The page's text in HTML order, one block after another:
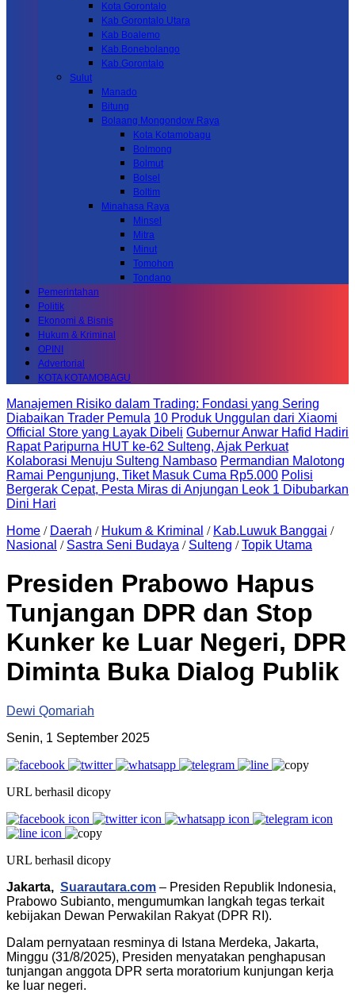
Kota Gorontalo
Kab Gorontalo Utara
Kab Boalemo
Kab.Bonebolango
Kab.Gorontalo
Sulut
Manado
Bitung
Bolaang Mongondow Raya
Kota Kotamobagu
Bolmong
Bolmut
Bolsel
Boltim
Minahasa Raya
Minsel
Mitra
Minut
Tomohon
Tondano
Pemerintahan
Politik
Ekonomi & Bisnis
Hukum & Kriminal
OPINI
Advertorial
KOTA KOTAMOBAGU
Manajemen Risiko dalam Trading: Fondasi yang Sering
Diabaikan Trader Pemula 10 Produk Unggulan dari Xiaomi
Official Store yang Layak Dibeli Gubernur Anwar Hafid Hadiri
Rapat Paripurna HUT ke-62 Sulteng, Ajak Perkuat
Kolaborasi Menuju Sulteng Nambaso Permandian Malotong
Ramai Pengunjung, Tiket Masuk Cuma Rp5.000 Polisi
Bergerak Cepat, Pesta Miras di Anjungan Leok 1 Dibubarkan
Dini Hari
Home / Daerah / Hukum & Kriminal / Kab.Luwuk Banggai /
Nasional / Sastra Seni Budaya / Sulteng /Topik Utama
Presiden Prabowo Hapus
Tunjangan DPR dan Stop
Kunker ke Luar Negeri, DPR
Diminta Buka Dialog Publik
Dewi Qomariah
Senin, 1 September 2025
URL berhasil dicopy
URL berhasil dicopy
Jakarta, Suarautara.com – Presiden Republik Indonesia,
Prabowo Subianto, mengumumkan langkah tegas terkait
kebijakan Dewan Perwakilan Rakyat (DPR RI).
Dalam pernyataan resminya di Istana Merdeka, Jakarta,
Minggu (31/8/2025), Presiden menyatakan penghapusan
tunjangan anggota DPR serta moratorium kunjungan kerja
ke luar negeri.